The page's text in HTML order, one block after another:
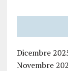
Dicembre
Novembre